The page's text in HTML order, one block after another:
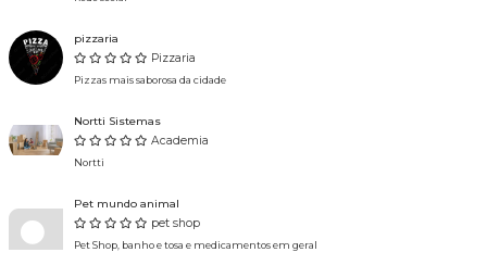
pizzaria
Pizzaria
Pizzas mais saborosa da cidade
Nortti Sistemas
Academia
Nortti
Pet mundo animal
pet shop
Pet Shop, banho e tosa e medicamentos em geral